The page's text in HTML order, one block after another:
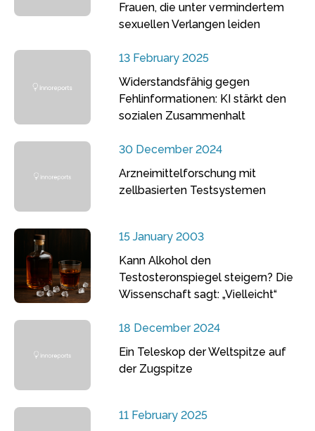
Frauen, die unter vermindertem
sexuellen Verlangen leiden
13 February 2025
Widerstandsfähig gegen
Fehlinformationen: KI stärkt den
sozialen Zusammenhalt
30 December 2024
Arzneimittelforschung mit
zellbasierten Testsystemen
15 January 2003
Kann Alkohol den
Testosteronspiegel steigern? Die
Wissenschaft sagt: „Vielleicht“
18 December 2024
Ein Teleskop der Weltspitze auf
der Zugspitze
11 February 2025